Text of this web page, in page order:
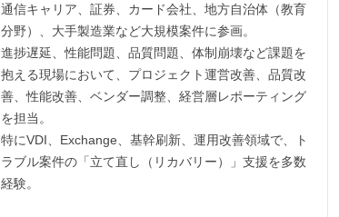
通信キャリア、証券、カード会社、地方自治体（教育
分野）、大手製造業など大規模案件に参画。
進捗遅延、性能問題、品質問題、体制崩壊など課題を
抱える現場において、プロジェクト運営改善、品質改
善、性能改善、ベンダー調整、経営層レポーティング
を担当。
特にVDI、Exchange、基幹刷新、運用改善領域で、ト
ラブル案件の「立て直し（リカバリー）」支援を多数
経験。